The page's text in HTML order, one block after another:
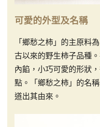
可愛的外型及名稱
「鄉愁之柿」的主原料
古以來的野生柿子品種
內餡，小巧可愛的形狀
點。「鄉愁之柿」的名
道出其由來。